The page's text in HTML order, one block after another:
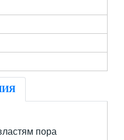
пора